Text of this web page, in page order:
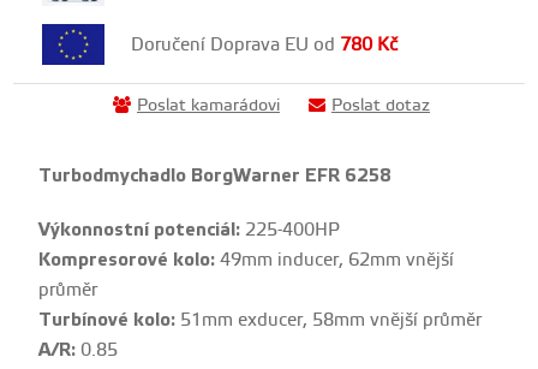
Doručení Doprava EU od 780 Kč
Poslat kamarádovi Poslat dotaz
Turbodmychadlo BorgWarner EFR 6258
Výkonnostní potenciál: 225-400HP
Kompresorové kolo: 49mm inducer, 62mm vnější
průměr
Turbínové kolo: 51mm exducer, 58mm vnější průměr
A/R: 0.85